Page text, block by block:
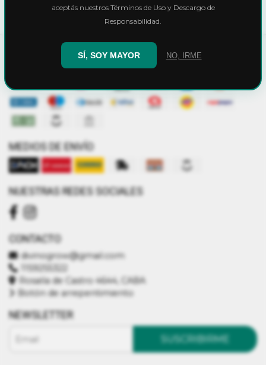
Registro Reprocann
MEDIOS DE PAGO
MEDIOS DE ENVÍO
NUESTRAS REDES SOCIALES
CONTACTO
divinogrow@gmail.com
1159255322
Rosalía de Castro 4644, CABA
Botón de arrepentimiento
NEWSLETTER
SUSCRIBIRME
aceptás nuestros Términos de Uso y Descargo de
Responsabilidad.
SÍ, SOY MAYOR NO, IRME